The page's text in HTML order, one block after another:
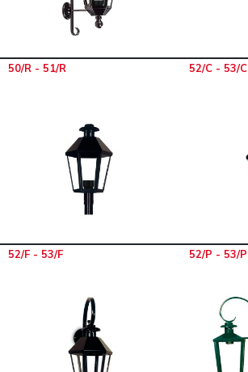
50/R - 51/R 52/C - 53/C
52/F - 53/F 52/P - 53/P